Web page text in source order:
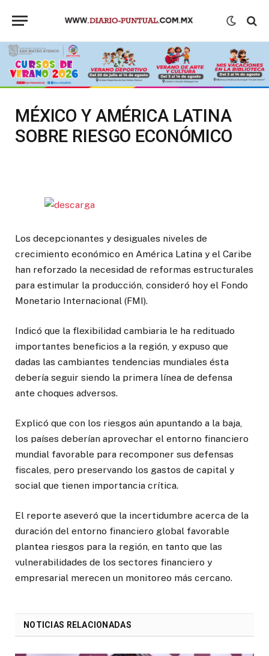
MÉXICO Y AMÉRICA LATINA
SOBRE RIESGO ECONÓMICO
Los decepcionantes y desiguales niveles de
crecimiento económico en América Latina y el Caribe
han reforzado la necesidad de reformas estructurales
para estimular la producción, consideró hoy el Fondo
Monetario Internacional (FMI).
Indicó que la flexibilidad cambiaria le ha redituado
importantes beneficios a la región, y expuso que
dadas las cambiantes tendencias mundiales ésta
debería seguir siendo la primera línea de defensa
ante choques adversos.
Explicó que con los riesgos aún apuntando a la baja,
los países deberían aprovechar el entorno financiero
mundial favorable para recomponer sus defensas
fiscales, pero preservando los gastos de capital y
social que tienen importancia crítica.
El reporte aseveró que la incertidumbre acerca de la
duración del entorno financiero global favorable
plantea riesgos para la región, en tanto que las
vulnerabilidades de los sectores financiero y
empresarial merecen un monitoreo más cercano.
NOTICIAS RELACIONADAS